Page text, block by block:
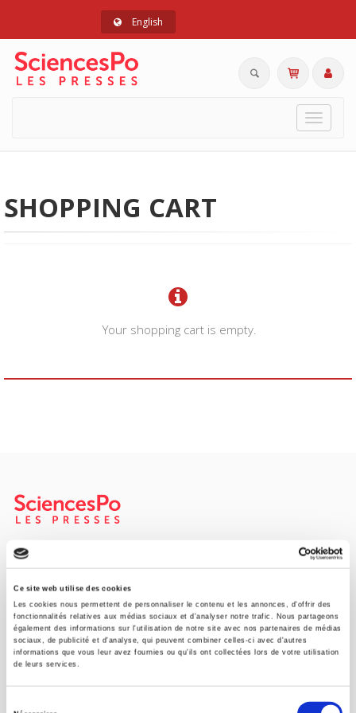
Ce site web utilise des cookies
Les cookies nous permettent de personnaliser le contenu et les annonces, d'offrir des
fonctionnalités relatives aux médias sociaux et d'analyser notre trafic. Nous partageons
également des informations sur l'utilisation de notre site avec nos partenaires de médias
sociaux, de publicité et d'analyse, qui peuvent combiner celles-ci avec d'autres
informations que vous leur avez fournies ou qu'ils ont collectées lors de votre utilisation
de leurs services.
English
Toggle
SHOPPING CART
Your shopping cart is empty.
SCIENCES PO UNIVERSITY PRESS has a threefold role: to publish
original research, to edit reference works for student use, and to
help public and political debate.
CONTACTS
FOREIGN RIGHTS
FOR BOOKSHOPS